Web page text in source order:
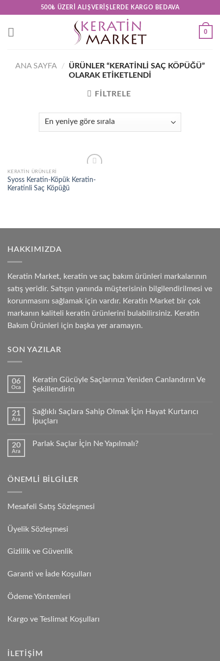
content
500₺ ÜZERI ALIŞVERIŞLERDE KARGO BEDAVA
0
ANA SAYFA /
ÜRÜNLER “KERATINLI SAÇ KÖPÜĞÜ”
OLARAK ETIKETLENDI
FILTRELE
Add to
wishlist
KERATİN ÜRÜNLERİ
Syoss Keratin-Köpük Keratin-
Keratinli Saç Köpüğü
HAKKIMIZDA
Keratin Market, keratin ve saç bakım ürünleri markalarının
satış yeridir. Satışın yanında müşterisinin bilgilendirilmesi ve
korunmasını sağlamak için vardır. Keratin Market bir çok
markanın kaliteli keratin ürünlerini bulabilirsiniz. Keratin
Bakım Ürünleri için başka yer aramayın.
SON YAZILAR
06
Oca
Keratin Gücüyle Saçlarınızı Yeniden Canlandırın Ve
Şekillendirin
21
Ara
Sağlıklı Saçlara Sahip Olmak İçin Hayat Kurtarıcı
İpuçları
20
Ara
Parlak Saçlar İçin Ne Yapılmalı?
ÖNEMLI BILGILER
Mesafeli Satış Sözleşmesi
Üyelik Sözleşmesi
Gizlilik ve Güvenlik
Garanti ve İade Koşulları
Ödeme Yöntemleri
Kargo ve Teslimat Koşulları
İLETIŞIM